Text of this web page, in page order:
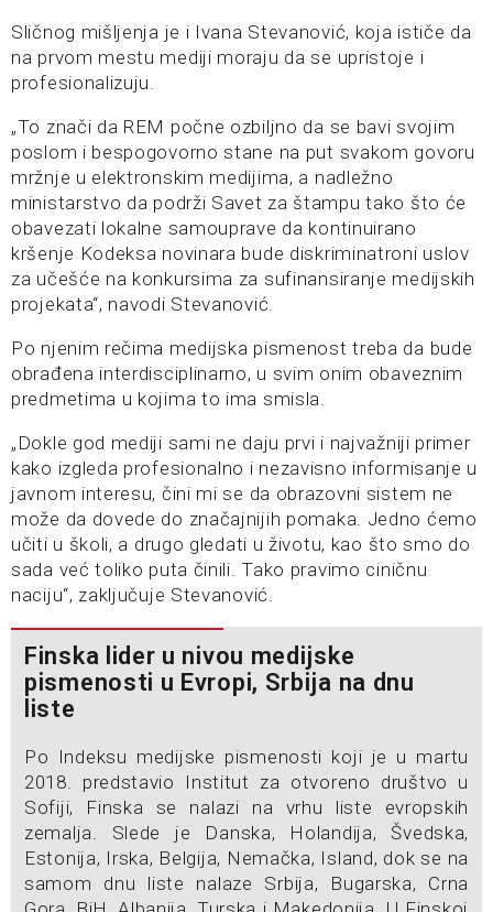
Sličnog mišljenja je i Ivana Stevanović, koja ističe da
na prvom mestu mediji moraju da se upristoje i
profesionalizuju.
„To znači da REM počne ozbiljno da se bavi svojim
poslom i bespogovorno stane na put svakom govoru
mržnje u elektronskim medijima, a nadležno
ministarstvo da podrži Savet za štampu tako što će
obavezati lokalne samouprave da kontinuirano
kršenje Kodeksa novinara bude diskriminatroni uslov
za učešće na konkursima za sufinansiranje medijskih
projekata“, navodi Stevanović.
Po njenim rečima medijska pismenost treba da bude
obrađena interdisciplinarno, u svim onim obaveznim
predmetima u kojima to ima smisla.
„Dokle god mediji sami ne daju prvi i najvažniji primer
kako izgleda profesionalno i nezavisno informisanje u
javnom interesu, čini mi se da obrazovni sistem ne
može da dovede do značajnijih pomaka. Jedno ćemo
učiti u školi, a drugo gledati u životu, kao što smo do
sada već toliko puta činili. Tako pravimo ciničnu
naciju“, zaključuje Stevanović.
Finska lider u nivou medijske
pismenosti u Evropi, Srbija na dnu
liste
Po Indeksu medijske pismenosti koji je u martu
2018. predstavio Institut za otvoreno društvo u
Sofiji, Finska se nalazi na vrhu liste evropskih
zemalja. Slede je Danska, Holandija, Švedska,
Estonija, Irska, Belgija, Nemačka, Island, dok se na
samom dnu liste nalaze Srbija, Bugarska, Crna